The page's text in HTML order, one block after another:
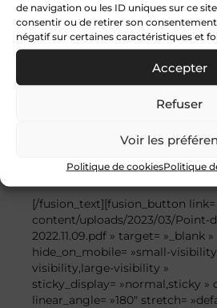
de navigation ou les ID uniques sur ce
consentir ou de retirer son
négatif sur certaines caractéristiques et
Accepter
Refuser
Voir les
Politique de cookiesPolitique
sticky_display= »normal,sticky »
Point de vue : le spa Cheval
masque OVE
[/fusion_title][fusion_text
visibility,medium-visibility,large-
Blanc de DIOR équipé du
[/fusion_text][fusion_button link=
content/uploads/2023/03/Point-
2022.11.09.pdf » target= »_blank »
hide_on_mobile= »small-
visibility,large-visibility »
sticky_display= »normal,sticky »
linear_angle= »180″ stretch=